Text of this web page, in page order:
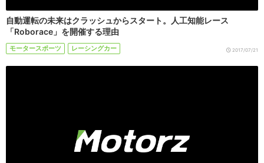
自動運転の未来はクラッシュからスタート。人工知能レース
「Roborace」を開催する理由
モータースポーツ レーシングカー 2017/07/21